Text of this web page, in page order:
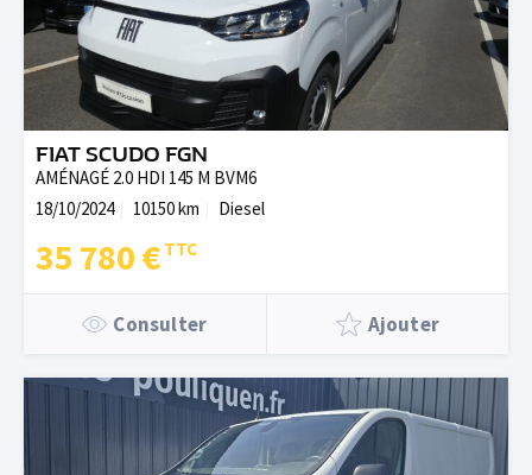
FIAT SCUDO FGN
AMÉNAGÉ 2.0 HDI 145 M BVM6
18/10/2024
10150 km Diesel
35 780 €
Consulter Ajouter